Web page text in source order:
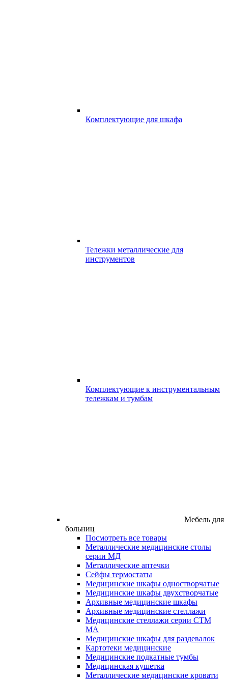
Комплектующие для шкафа
Тележки металлические для
инструментов
Комплектующие к инструментальным
тележкам и тумбам
Мебель для
больниц
Посмотреть все товары
Металлические медицинские столы
серии МД
Металлические аптечки
Сейфы термостаты
Медицинские шкафы одностворчатые
Медицинские шкафы двухстворчатые
Архивные медицинские шкафы
Архивные медицинские стеллажи
Медицинские стеллажи серии СТМ
МА
Медицинские шкафы для раздевалок
Картотеки медицинские
Медицинские подкатные тумбы
Медицинская кушетка
Металлические медицинские кровати